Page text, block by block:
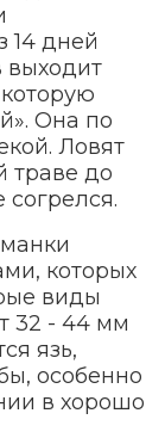
14 дней
выходит
Она по
Ловят
траве до
согрелся.
которых
виды
32 - 44 мм
язь,
особенно
в хорошо